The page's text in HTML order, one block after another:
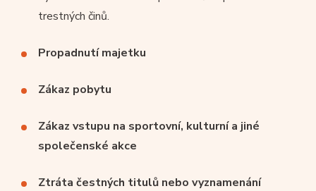
trestných činů.
Propadnutí majetku
Zákaz pobytu
Zákaz vstupu na sportovní, kulturní a jiné
společenské akce
Ztráta čestných titulů nebo vyznamenání